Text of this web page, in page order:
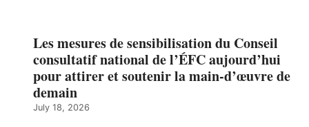
Les mesures de sensibilisation du Conseil
consultatif national de l’ÉFC aujourd’hui
pour attirer et soutenir la main-d’œuvre de
demain
July 18, 2026